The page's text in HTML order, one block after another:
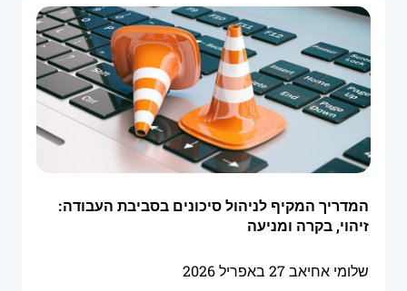
המדריך המקיף לניהול סיכונים בסביבת העבודה:
זיהוי, בקרה ומניעה
שלומי אחיאב27 באפריל 2026